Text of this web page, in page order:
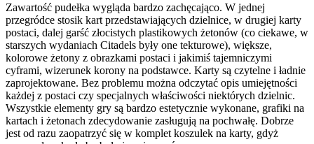
Zawartość pudełka wygląda bardzo zachęcająco. W jednej
przegródce stosik kart przedstawiających dzielnice, w drugiej karty
postaci, dalej garść złocistych plastikowych żetonów (co ciekawe, w
starszych wydaniach Citadels były one tekturowe), większe,
kolorowe żetony z obrazkami postaci i jakimiś tajemniczymi
cyframi, wizerunek korony na podstawce. Karty są czytelne i ładnie
zaprojektowane. Bez problemu można odczytać opis umiejętności
każdej z postaci czy specjalnych właściwości niektórych dzielnic.
Wszystkie elementy gry są bardzo estetycznie wykonane, grafiki na
kartach i żetonach zdecydowanie zasługują na pochwałę. Dobrze
jest od razu zaopatrzyć się w komplet koszulek na karty, gdyż